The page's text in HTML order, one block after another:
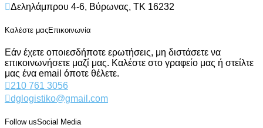
Δεληλάμπρου 4-6, Βύρωνας, ΤΚ 16232
Καλέστε μαςΕπικοινωνία
Εάν έχετε οποιεσδήποτε ερωτήσεις, μη διστάσετε να
επικοινωνήσετε μαζί μας. Καλέστε στο γραφείο μας ή στείλτε
μας ένα email όποτε θέλετε.
210 761 3056
dglogistiko@gmail.com
Follow usSocial Media